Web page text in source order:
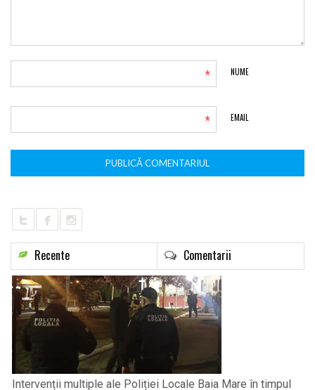
NUME
*
EMAIL
*
Recente Comentarii
Intervenții multiple ale Poliției Locale Baia Mare în timpul